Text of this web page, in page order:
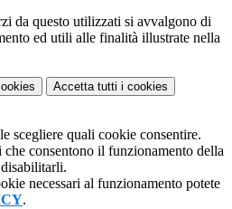
da questo utilizzati si avvalgono di
ed utili alle finalità illustrate nella
Accetta tutti i cookies
scegliere quali cookie consentire.
consentono il funzionamento della
necessari al funzionamento potete
.